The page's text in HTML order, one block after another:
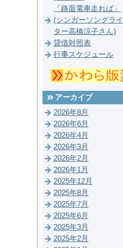
「路面電車走れば」
(シンガーソングライ
ター高橋涼子さん)
貸借対照表
行事スケジュール
アーカイブ
2026年8月
2026年6月
2026年4月
2026年3月
2026年2月
2026年1月
2025年12月
2025年8月
2025年7月
2025年6月
2025年3月
2025年2月